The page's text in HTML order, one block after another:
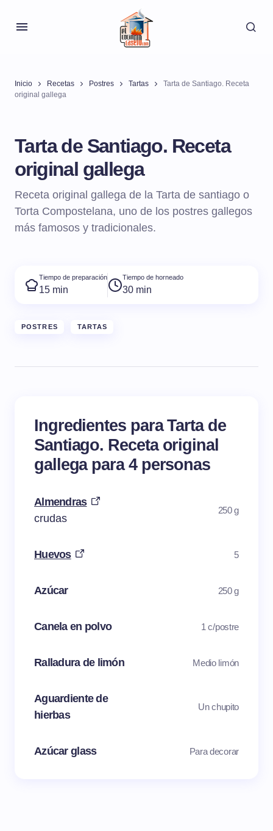
Inicio Recetas Postres Tartas
Tarta de Santiago. Receta
original gallega
Tarta de Santiago. Receta
original gallega
Receta original gallega de la Tarta de santiago o
Torta Compostelana, uno de los postres gallegos
más famosos y tradicionales.
Tiempo de preparación
15 min
Tiempo de horneado
30 min
POSTRES TARTAS
Ingredientes para Tarta de
Santiago. Receta original
gallega para 4 personas
Almendras
crudas
250 g
Huevos 5
Azúcar 250 g
Canela en polvo 1 c/postre
Ralladura de limón Medio limón
Aguardiente de
hierbas
Un chupito
Azúcar glass Para decorar